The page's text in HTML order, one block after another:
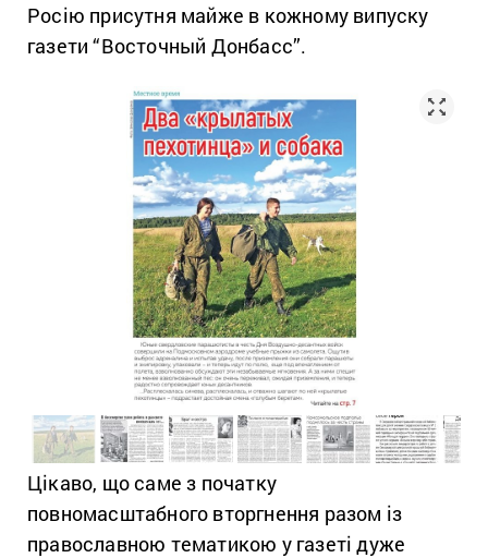
Росію присутня майже в кожному випуску
газети “Восточный Донбасс”.
Цікаво, що саме з початку
повномасштабного вторгнення разом із
православною тематикою у газеті дуже